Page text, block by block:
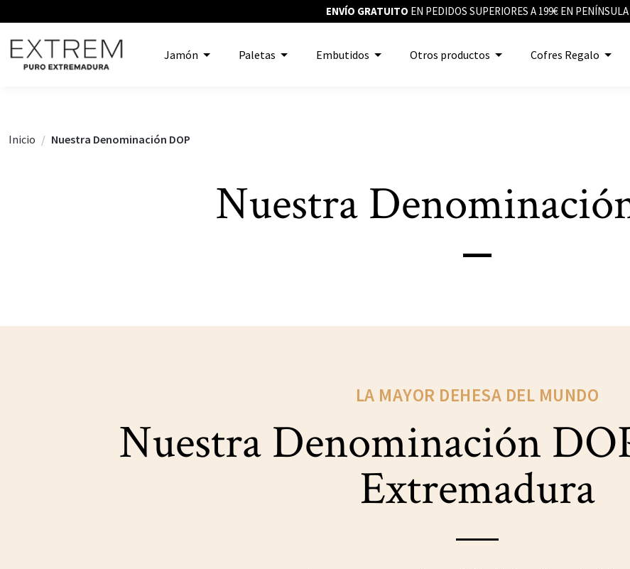
ENVÍO GRATUITO EN PEDIDOS SUPERIORES A 199€ EN PENÍNSULA
Jamón Paletas Embutidos Otros productos Cofres Regalo
Inicio Nuestra Denominación DOP
Nuestra
LA MAYOR DEHESA DEL MUNDO
Nuestra Denominación
Extremadura